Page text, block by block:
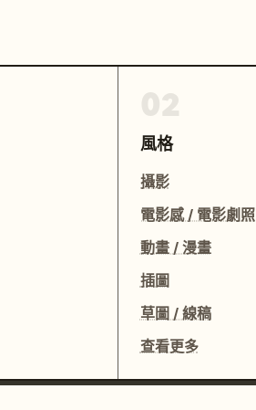
風格
攝影
電影感 / 電影劇照
動畫 / 漫畫
插圖
草圖 / 線稿
查看更多